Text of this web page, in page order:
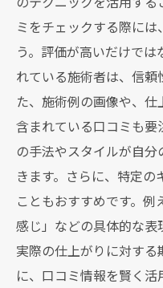
ミをチェックする際に
う。評価が高いだけで
れている施術者は、信頼
た、施術例の画像や、
含まれている口コミも要
の手法やスタイルが自
きます。さらに、特定
こともおすすめです。
感じ」などの具体的な表
実際の仕上がりに対する
に、口コミ情報を賢く